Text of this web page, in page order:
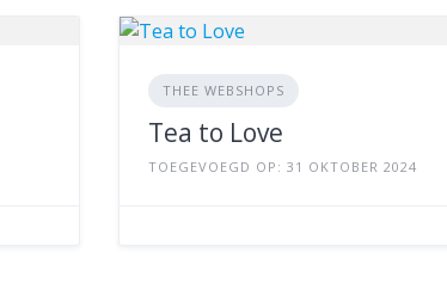
THEE WEBSHOPS
Tea to Love
TOEGEVOEGD OP: 31 OKTOBER 2024